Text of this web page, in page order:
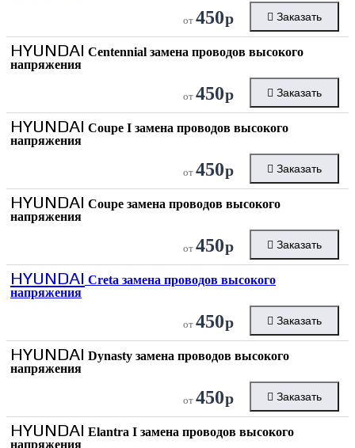
от 450р Заказать
HYUNDAI Centennial замена проводов высокого
напряжения
от 450р Заказать
HYUNDAI Coupe I замена проводов высокого
напряжения
от 450р Заказать
HYUNDAI Coupe замена проводов высокого
напряжения
от 450р Заказать
HYUNDAI Creta замена проводов высокого
напряжения
от 450р Заказать
HYUNDAI Dynasty замена проводов высокого
напряжения
от 450р Заказать
HYUNDAI Elantra I замена проводов высокого
напряжения